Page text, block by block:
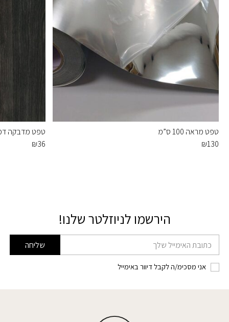
טפט מראה 100 ס”מ
₪130
טפט מדבקה
₪36
הירשמו לניוזלטר שלנו!
דוא׳׳ל שליחה
אני מסכימ/ה לקבל דיוור באימייל